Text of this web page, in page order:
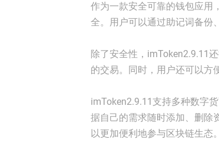
作为一款安全可靠的钱包应用
全。用户可以通过助记词备份
除了安全性，imToken2.9.11
的交易。同时，用户还可以方
imToken2.9.11支持多种数字
据自己的需求随时添加、删除
以更加便利地参与区块链生态。